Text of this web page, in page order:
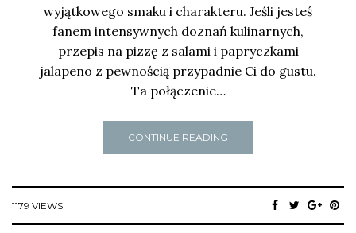
wyjątkowego smaku i charakteru. Jeśli jesteś
fanem intensywnych doznań kulinarnych,
przepis na pizzę z salami i papryczkami
jalapeno z pewnością przypadnie Ci do gustu.
Ta połączenie…
CONTINUE READING
1179 VIEWS